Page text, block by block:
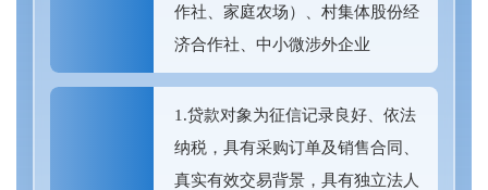
作社、家庭农场）、村集体股份经
济合作社、中小微涉外企业
1.贷款对象为征信记录良好、依法
纳税，具有采购订单及销售合同、
真实有效交易背景，具有独立法人